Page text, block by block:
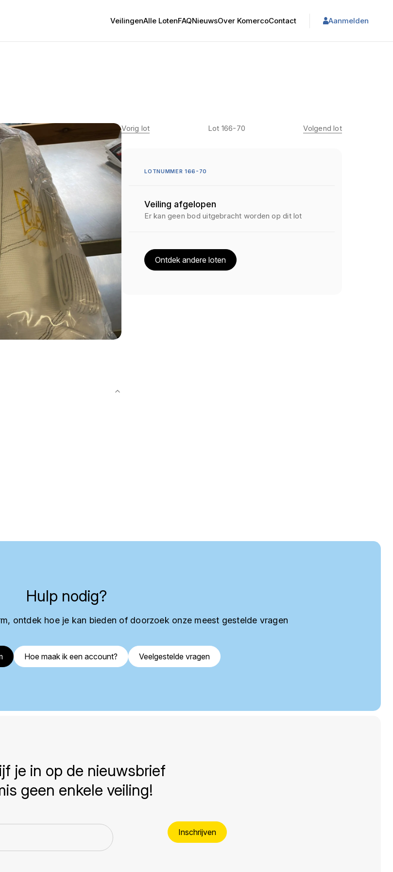
VeilingenAlle LotenFAQNieuwsOver KomercoContact Aanmelden
Vorig lot Lot 166-70 Volgend lot
LOTNUMMER 166-70
Veiling afgelopen
Er kan geen bod uitgebracht worden op dit lot
Ontdek andere loten
Hulp nodig?
ontdek hoe je kan bieden of doorzoek onze meest gestelde vragen
Hoe maak ik een account? Veelgestelde vragen
je in op de nieuwsbrief
geen enkele veiling!
Inschrijven